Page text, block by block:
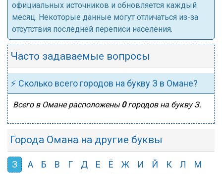
официальных источников и обновляется каждый
месяц. Некоторые данные могут отличаться из-за
отсутствия последней переписи населения.
Часто задаваемые вопросы
⚡ Сколько всего городов на букву З в Омане?
Всего в Омане расположены 0городов на букву З.
Города Омана на другие буквы
З А Б В Г Д Е Ё Ж И Й К Л
М